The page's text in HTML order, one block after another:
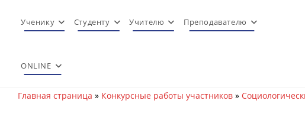
Ученику Студенту Учителю Преподавателю
ONLINE
Главная страница » Конкурсные работы участников »